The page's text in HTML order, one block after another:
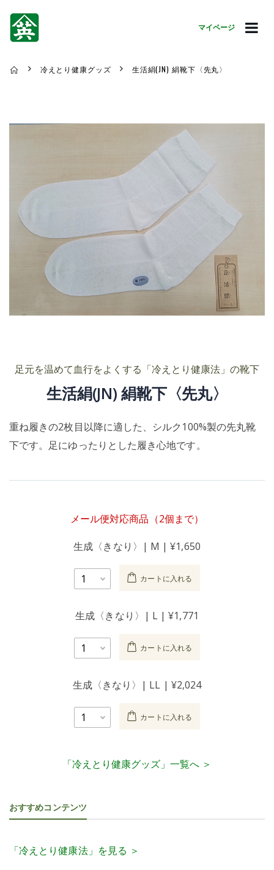
マイページ
冷えとり健康グッズ 生活絹(JN) 絹靴下〈先丸〉
足元を温めて血行をよくする「冷えとり健康法」の靴下
生活絹(JN) 絹靴下〈先丸〉
重ね履きの2枚目以降に適した、シルク100%製の先丸靴
下です。足にゆったりとした履き心地です。
メール便対応商品（2個まで）
生成〈きなり〉| M | ¥1,650
カートに入れる
生成〈きなり〉| L | ¥1,771
カートに入れる
生成〈きなり〉| LL | ¥2,024
カートに入れる
「冷えとり健康グッズ」一覧へ ＞
おすすめコンテンツ
「冷えとり健康法」を見る ＞